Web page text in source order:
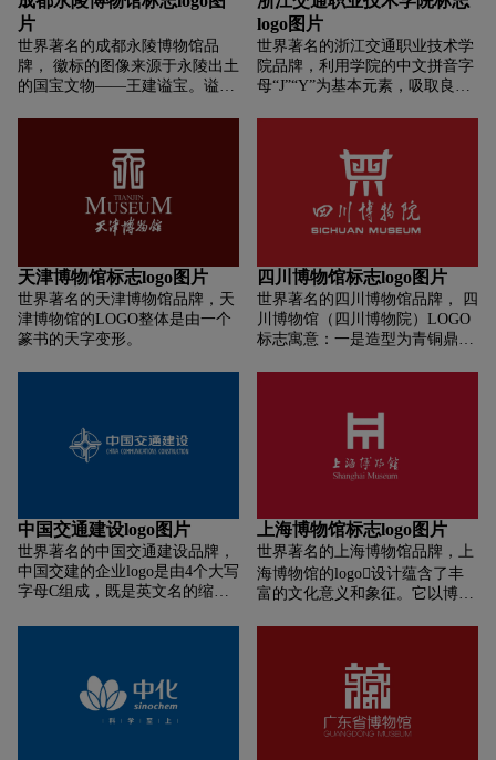
常用的视觉元素、象征着驱除病
魔、追求健康，体现了北医学者
担负生死、救死扶伤的责任，同
时也强调了北医的学科领域和行
业特征。 2、枝叶符号:舒展的绿
关爱生命、呵护健康的人文精神;
饱满的橄榄枝叶似成熟的稻谷，
有北医学术成果丰硕、学生桃李
天下的美好寓意。另外通过适当
的调整字与图形间的距离使得各
标识整体看起来显得饱满、精
致、庄重。 3、蛇的形态是借鉴
国际卫生组织通用的标准图形，
并做了视觉加工、形态简洁大
方，彰显出北医追求健康、呵护
展翅飞翔的鸟的外形，表达了对
生命的渴望，也表现出北医学子
志存高远，体现了北医的办学理
片
世界著名的成都永陵博物馆品
牌， 徽标的图像来源于永陵出土
的国宝文物——王建谥宝。谥宝
权威。 王建谥宝作为我国迄今仅
有的几方帝王谥宝之一，价值珍
贵自不待言，更为独特的是此谥
宝的印纽并非传统的帝王专用
“龙”形图饰 ，而是身体为龙，头
隐含的则是王建的身世之感。王
建生于公元847年，为丁卯年，
生肖属兔，出生卑微的他投身行
伍，历经数十载南征北战，终于
在60岁时登基称帝 。甲子轮回又
刻意渲染自己属相的皇帝，可谓
绝无仅有，这别具意趣的“兔头
龙”尽显其草根本色。 徽标
文字风格上承唐人楷书端庄工整
的气象，下启宋代行书流丽婉媚
的意度，是五代时期书法的代表
之作 。按古代礼制规定，“陵”字
乃君主及帝王葬所之专称，以山
陵高大喻其地位崇高 。王建陵号
帝王以 “永” 为陵号者颇多，如
秦武王陵、西魏文帝陵、南唐元
宗陵、明世宗陵等 ，皆号“永
logo图片
世界著名的浙江交通职业技术学
院品牌，利用学院的中文拼音字
母“J”“Y”为基本元素，吸取良渚
内涵。体现“乘风破浪会有时，
直挂云帆济沧海”这种拼搏的精
神。字型由三个相似的图形组
成，图形以“J”字为设计起点，通
过组织融合形成一个浪和浪花，
发展，体现学院站在时代的浪尖
和时代弄潮儿，并有无数的闪光
点，寓意学院在新世纪的新变
化。浪花代表激情和力量，体现
学院“励志力行”的校训。图形上
似三个人在一起向上奔跑，代表
形由三组而成，又似三个人，代
表了“三人行，必有我师”和“以人
则。标志图形似一个拳头，代表
力量和团结的精神。图形上的一
点，寓意早上的太阳，代表学院
蒸蒸日上的教育事业。标志下面
的弧线，代表的是一条路，弧线
向上，和浪花并行，这表示学院
事业具有许多亮点。外形采用
“双圆”图形，这样的造型适合正
规场合的使用，取中间单体部分
图形可以使用到学院各个不同的
天津博物馆标志logo图片
世界著名的天津博物馆品牌，天
津博物馆的LOGO整体是由一个
篆书的天字变形。
四川博物馆标志logo图片
世界著名的四川博物馆品牌， 四
川博物馆（四川博物院）LOGO
标志寓意：一是造型为青铜鼎样
中国交通建设logo图片
世界著名的中国交通建设品牌，
中国交建的企业logo是由4个大写
字母C组成，既是英文名的缩
中心点，说明以交建为中心，以
了公司无限的创造力和巨大的成
长空间;以深蓝色作为公司的标准
上海博物馆标志logo图片
世界著名的上海博物馆品牌，上
海博物馆的logo设计蕴含了丰
富的文化意义和象征。它以博物
海博物馆的首字母“S”和镇馆之
宝大克鼎的形象结合而成，其
中“S”包容“M”，即大克鼎，体现
了博物馆的属性。大克鼎的下半